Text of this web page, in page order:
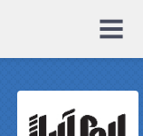
منوی
سایت